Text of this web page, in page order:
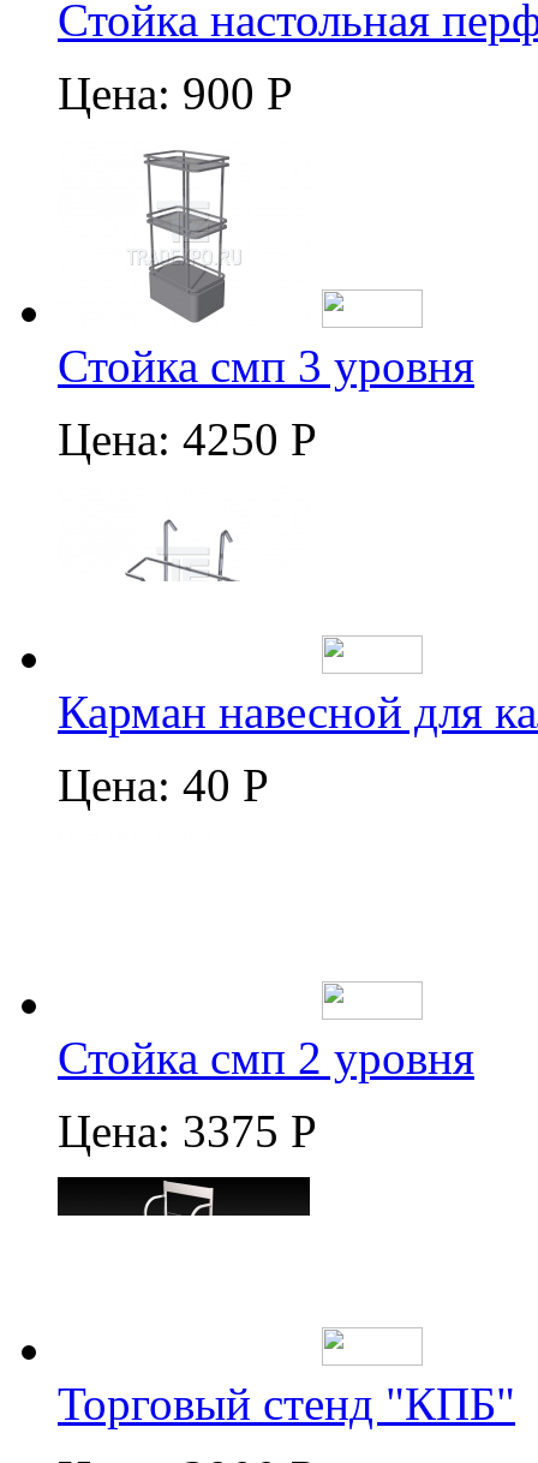
Стойка настольная
Цена: 900 Р
Стойка смп 3 уровня
Цена: 4250 Р
Карман навесной для
Цена: 40 Р
Стойка смп 2 уровня
Цена: 3375 Р
Торговый стенд "КПБ"